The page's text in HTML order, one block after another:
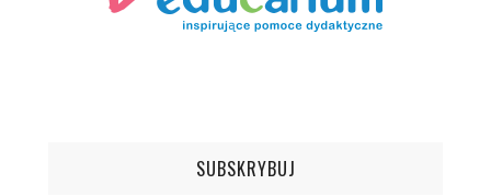
SUBSKRYBUJ